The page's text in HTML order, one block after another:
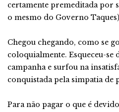
certamente premeditada por
o mesmo do Governo
Chegou chegando, como se
coloquialmente. Esqueceu-se
campanha e surfou na
conquistada pela simpatia de
Para não pagar o que é